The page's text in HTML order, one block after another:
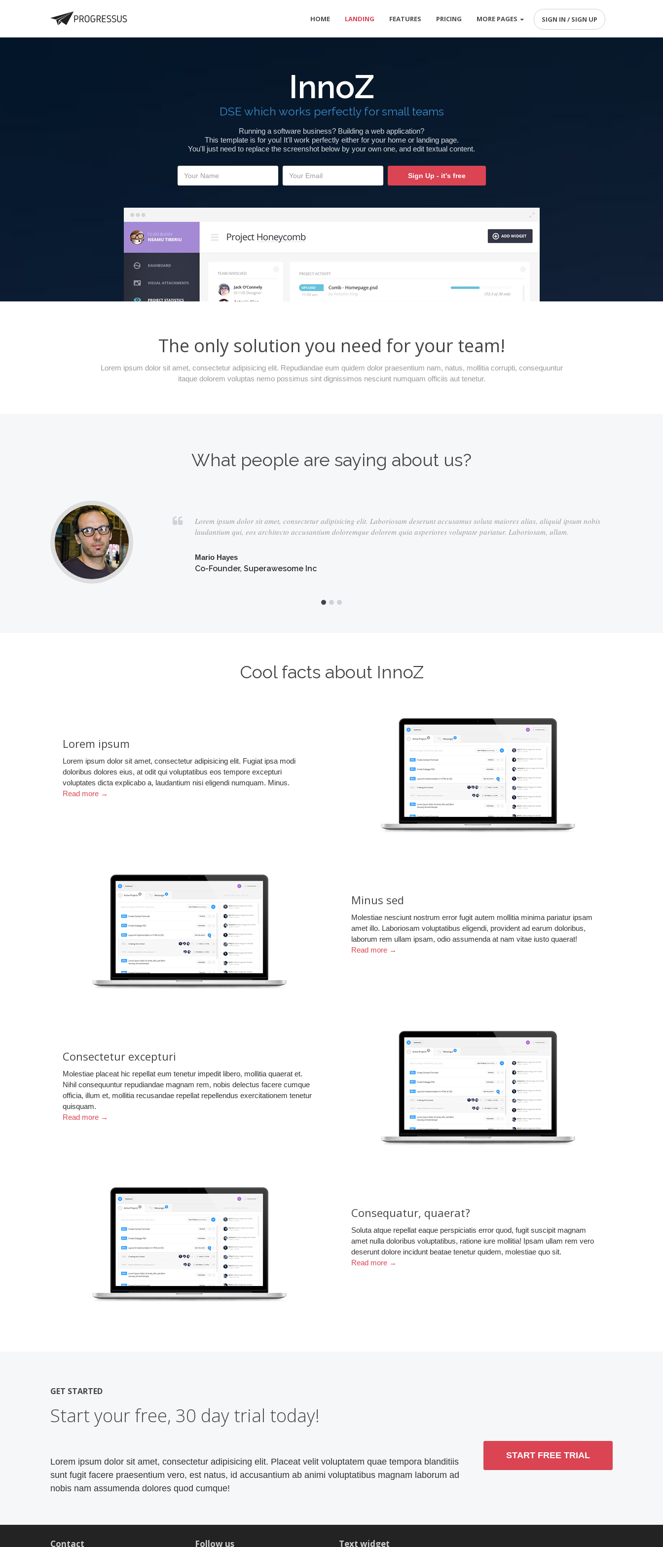
HOME LANDING FEATURES PRICING MORE PAGES SIGN IN / SIGN UP
InnoZ
DSE which works perfectly for small teams
Running a software business? Building a web application?
This template is for you! It'll work perfectly either for your home or landing page.
You'll just need to replace the screenshot below by your own one, and edit textual content.
Sign Up - it's free
The only solution you need for your team!
Lorem ipsum dolor sit amet, consectetur adipisicing elit. Repudiandae eum quidem dolor praesentium nam, natus, mollitia corrupti, consequuntur
itaque dolorem voluptas nemo possimus sint dignissimos nesciunt numquam officiis aut tenetur.
What people are saying about us?
Lorem ipsum dolor sit amet, consectetur adipisicing elit. Laboriosam deserunt accusamus soluta maiores alias, aliquid ipsum nobis
laudantium qui, eos architecto accusantium doloremque dolorem quia asperiores voluptate pariatur. Laboriosam, ullam.
Mario Hayes
Co-Founder, Superawesome Inc
Cool facts about InnoZ
Lorem ipsum
Lorem ipsum dolor sit amet, consectetur adipisicing elit. Fugiat ipsa modi
doloribus dolores eius, at odit qui voluptatibus eos tempore excepturi
voluptates dicta explicabo a, laudantium nisi eligendi numquam. Minus.
Read more →
Minus sed
Molestiae nesciunt nostrum error fugit autem mollitia minima pariatur ipsam
amet illo. Laboriosam voluptatibus eligendi, provident ad earum doloribus,
laborum rem ullam ipsam, odio assumenda at nam vitae iusto quaerat!
Read more →
Consectetur excepturi
Molestiae placeat hic repellat eum tenetur impedit libero, mollitia quaerat et.
Nihil consequuntur repudiandae magnam rem, nobis delectus facere cumque
officia, illum et, mollitia recusandae repellat repellendus exercitationem tenetur
quisquam.
Read more →
Consequatur, quaerat?
Soluta atque repellat eaque perspiciatis error quod, fugit suscipit magnam
amet nulla doloribus voluptatibus, ratione iure mollitia! Ipsam ullam rem vero
deserunt dolore incidunt beatae tenetur quidem, molestiae quo sit.
Read more →
GET STARTED
Start your free, 30 day trial today!
Lorem ipsum dolor sit amet, consectetur adipisicing elit. Placeat velit voluptatem quae tempora blanditiis
sunt fugit facere praesentium vero, est natus, id accusantium ab animi voluptatibus magnam laborum ad
nobis nam assumenda dolores quod cumque!
START FREE TRIAL
Contact Follow us Text widget